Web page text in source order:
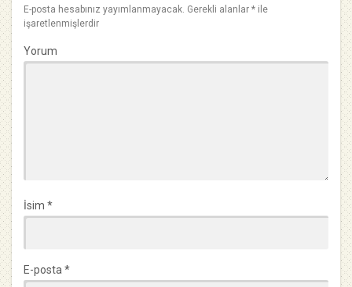
E-posta hesabınız yayımlanmayacak. Gerekli alanlar * ile
işaretlenmişlerdir
Yorum
İsim *
E-posta *